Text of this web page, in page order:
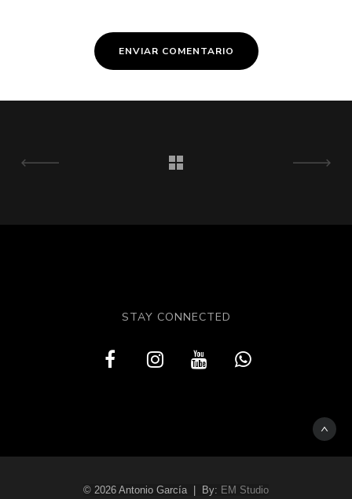
STAY CONNECTED
© 2026 Antonio García | By: EM Studio